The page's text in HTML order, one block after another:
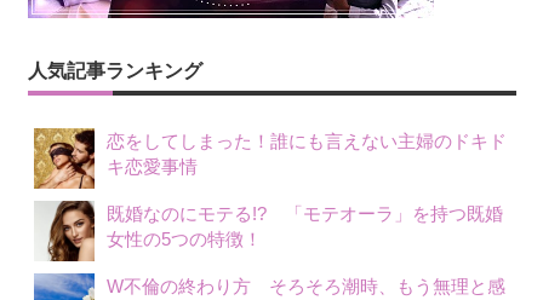
ー
シ
ョ
ン
人気記事ランキング
恋をしてしまった！誰にも言えない主婦のドキド
キ恋愛事情
既婚なのにモテる!? 「モテオーラ」を持つ既婚
女性の5つの特徴！
W不倫の終わり方 そろそろ潮時、もう無理と感